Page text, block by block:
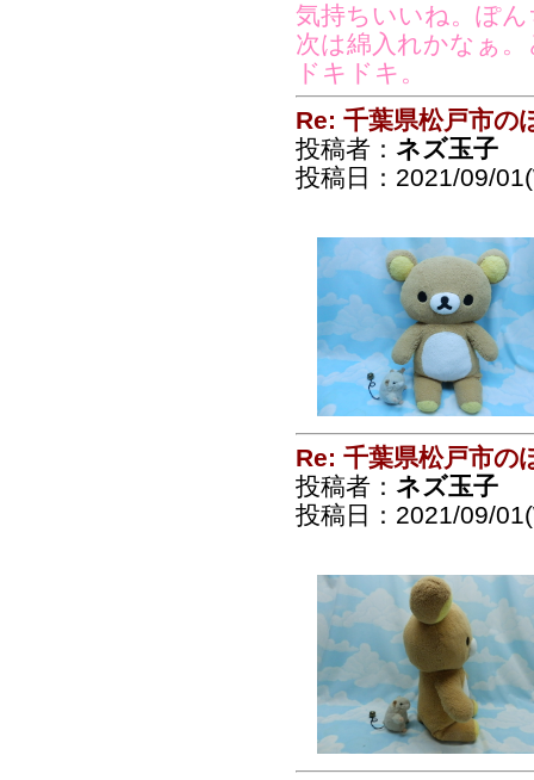
気持ちいいね。ぽ
次は綿入れかなぁ
ドキドキ。
Re: 千葉県松戸市の
投稿者： ネズ玉子
投稿日：2021/09/
Re: 千葉県松戸市の
投稿者： ネズ玉子
投稿日：2021/09/